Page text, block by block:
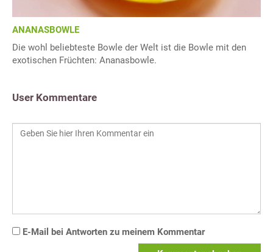
ANANASBOWLE
Die wohl beliebteste Bowle der Welt ist die Bowle mit den
exotischen Früchten: Ananasbowle.
User Kommentare
E-Mail bei Antworten zu meinem Kommentar